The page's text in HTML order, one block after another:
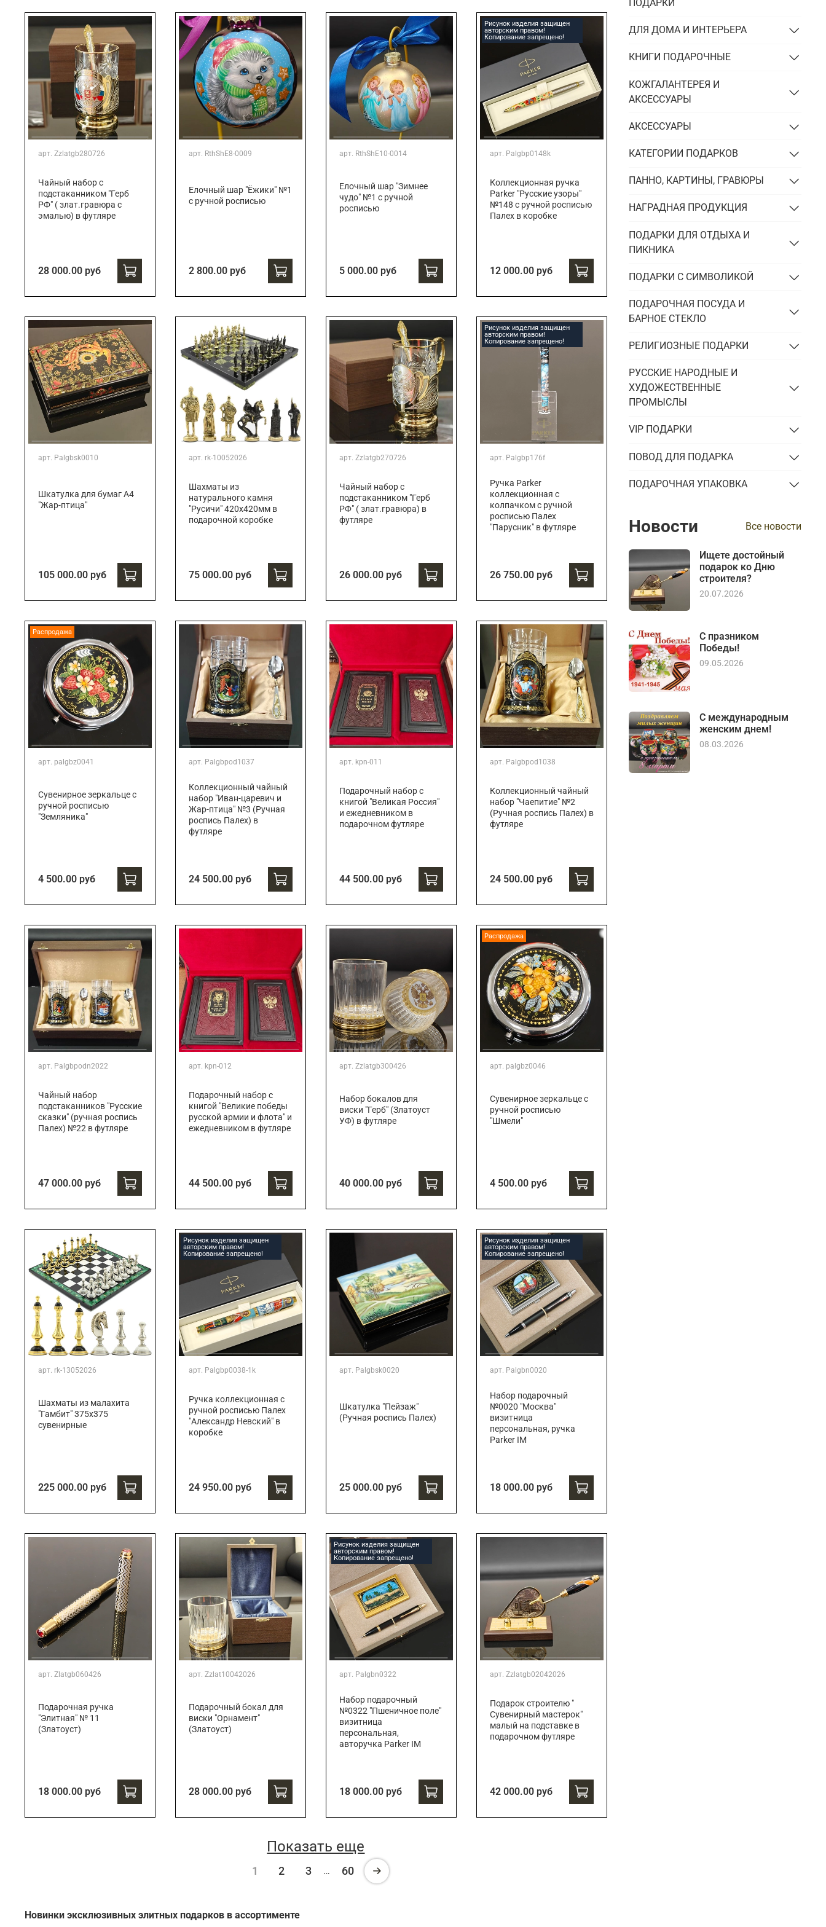
Подарки брокеру
Подарки директору/руководителю
Подарки строителю
Подарки учителю
Подарки энергетику
Подарки юристу
арт. Zzlatgb280726
Чайный набор с
подстаканником "Герб
РФ" ( злат.гравюра с
эмалью) в футляре
28 000.00 руб
арт. RthShE8-0009
Елочный шар "Ёжики" №1
с ручной росписью
2 800.00 руб
арт. RthShE10-0014
Елочный шар "Зимнее
чудо" №1 с ручной
росписью
5 000.00 руб
Рисунок изделия защищен
авторским правом!
Копирование запрещено!
арт. Palgbp0148k
Коллекционная ручка
Parker "Русские узоры"
№148 с ручной росписью
Палех в коробке
12 000.00 руб
арт. Palgbsk0010
Шкатулка для бумаг А4
"Жар-птица"
105 000.00 руб
арт. rk-10052026
Шахматы из
натурального камня
"Русичи" 420х420мм в
подарочной коробке
75 000.00 руб
арт. Zzlatgb270726
Чайный набор с
подстаканником "Герб
РФ" ( злат.гравюра) в
футляре
26 000.00 руб
Рисунок изделия защищен
авторским правом!
Копирование запрещено!
арт. Palgbp176f
Ручка Parker
коллекционная с
колпачком с ручной
росписью Палех
"Парусник" в футляре
26 750.00 руб
Распродажа
арт. palgbz0041
Сувенирное зеркальце с
ручной росписью
"Земляника"
4 500.00 руб
арт. Palgbpod1037
Коллекционный чайный
набор "Иван-царевич и
Жар-птица" №3 (Ручная
роспись Палех) в
футляре
24 500.00 руб
арт. kpn-011
Подарочный набор с
книгой "Великая Россия"
и ежедневником в
подарочном футляре
44 500.00 руб
арт. Palgbpod1038
Коллекционный чайный
набор "Чаепитие" №2
(Ручная роспись Палех) в
футляре
24 500.00 руб
арт. Palgbpodn2022
Чайный набор
подстаканников "Русские
сказки" (ручная роспись
Палех) №22 в футляре
47 000.00 руб
арт. kpn-012
Подарочный набор c
книгой "Великие победы
русской армии и флота" и
ежедневником в футляре
44 500.00 руб
арт. Zzlatgb300426
Набор бокалов для
виски "Герб" (Златоуст
УФ) в футляре
40 000.00 руб
Распродажа
арт. palgbz0046
Сувенирное зеркальце с
ручной росписью
"Шмели"
4 500.00 руб
арт. rk-13052026
Шахматы из малахита
"Гамбит" 375х375
сувенирные
225 000.00 руб
Рисунок изделия защищен
авторским правом!
Копирование запрещено!
арт. Palgbp0038-1k
Ручка коллекционная с
ручной росписью Палех
"Александр Невский" в
коробке
24 950.00 руб
арт. Palgbsk0020
Шкатулка "Пейзаж"
(Ручная роспись Палех)
25 000.00 руб
Рисунок изделия защищен
авторским правом!
Копирование запрещено!
арт. Palgbn0020
Набор подарочный
№0020 "Москва"
визитница
персональная, ручка
Parker IM
18 000.00 руб
арт. Zlatgb060426
Подарочная ручка
"Элитная" № 11
(Златоуст)
18 000.00 руб
арт. Zzlat10042026
Подарочный бокал для
виски "Орнамент"
(Златоуст)
28 000.00 руб
Рисунок изделия защищен
авторским правом!
Копирование запрещено!
арт. Palgbn0322
Набор подарочный
№0322 "Пшеничное поле"
визитница
персональная,
авторучка Parker IM
18 000.00 руб
арт. Zzlatgb02042026
Подарок строителю "
Сувенирный мастерок"
малый на подставке в
подарочном футляре
42 000.00 руб
Показать еще
1 2 3 … 60
Новинки эксклюзивных элитных подарков в ассортименте
ПОДАРКИ
ДЛЯ ДОМА И ИНТЕРЬЕРА
КНИГИ ПОДАРОЧНЫЕ
КОЖГАЛАНТЕРЕЯ И
АКСЕССУАРЫ
АКСЕССУАРЫ
КАТЕГОРИИ ПОДАРКОВ
ПАННО, КАРТИНЫ, ГРАВЮРЫ
НАГРАДНАЯ ПРОДУКЦИЯ
ПОДАРКИ ДЛЯ ОТДЫХА И
ПИКНИКА
ПОДАРКИ С СИМВОЛИКОЙ
ПОДАРОЧНАЯ ПОСУДА И
БАРНОЕ СТЕКЛО
РЕЛИГИОЗНЫЕ ПОДАРКИ
РУССКИЕ НАРОДНЫЕ И
ХУДОЖЕСТВЕННЫЕ
ПРОМЫСЛЫ
VIP ПОДАРКИ
ПОВОД ДЛЯ ПОДАРКА
ПОДАРОЧНАЯ УПАКОВКА
Новости Все новости
Ищете достойный
подарок ко Дню
строителя?
20.07.2026
С празником
Победы!
09.05.2026
С международным
женским днем!
08.03.2026